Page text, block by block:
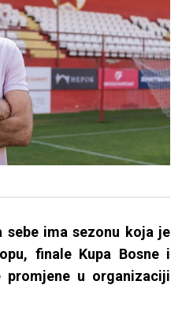
sebe ima sezonu koja je
finale Kupa Bosne i
promjene u organizaciji